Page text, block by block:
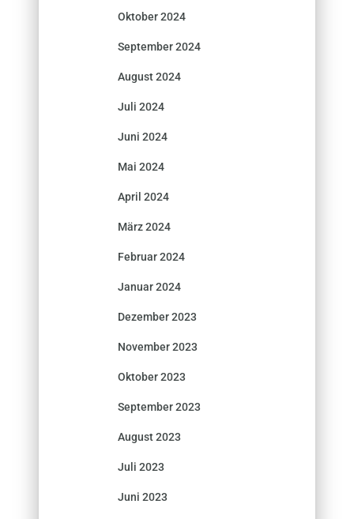
Oktober 2024
September 2024
August 2024
Juli 2024
Juni 2024
Mai 2024
April 2024
März 2024
Februar 2024
Januar 2024
Dezember 2023
November 2023
Oktober 2023
September 2023
August 2023
Juli 2023
Juni 2023